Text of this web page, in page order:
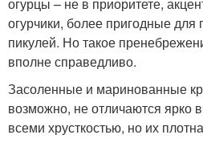
огурчики, более пригодные
пикулей. Но такое
вполне справедливо.
Засоленные и маринованные
возможно, не отличаются
всеми хрусткостью, но их